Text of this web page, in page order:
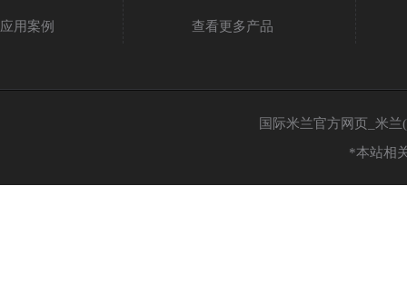
应用案例 查看更多产品
国际米兰官方网页_米
*本站相